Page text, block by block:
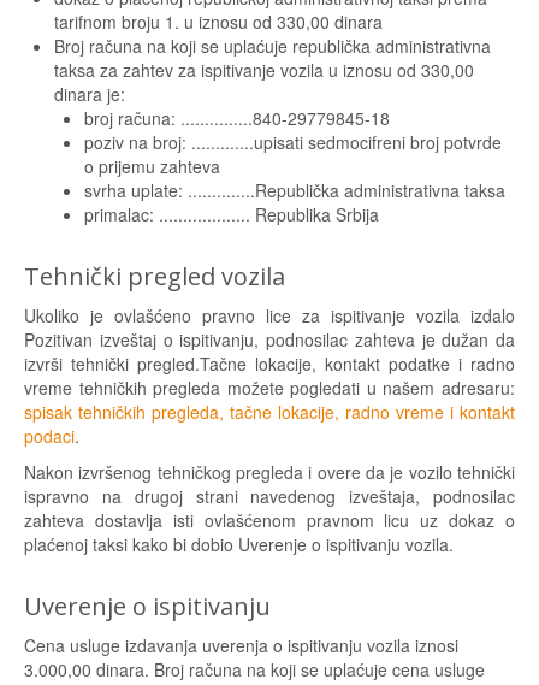
tarifnom broju 1. u iznosu od 330,00 dinara
Broj računa na koji se uplaćuje republička administrativna
taksa za zahtev za ispitivanje vozila u iznosu od 330,00
dinara je:
broj računa: ...............840-29779845-18
poziv na broj: .............upisati sedmocifreni broj potvrde
o prijemu zahteva
svrha uplate: ..............Republička administrativna taksa
primalac: ................... Republika Srbija
Tehnički pregled vozila
Ukoliko je ovlašćeno pravno lice za ispitivanje vozila izdalo
Pozitivan izveštaj o ispitivanju, podnosilac zahteva je dužan da
izvrši tehnički pregled.Tačne lokacije, kontakt podatke i radno
vreme tehničkih pregleda možete pogledati u našem adresaru:
spisak tehničkih pregleda, tačne lokacije, radno vreme i kontakt
podaci.
Nakon izvršenog tehničkog pregleda i overe da je vozilo tehnički
ispravno na drugoj strani navedenog izveštaja, podnosilac
zahteva dostavlja isti ovlašćenom pravnom licu uz dokaz o
plaćenoj taksi kako bi dobio Uverenje o ispitivanju vozila.
Uverenje o ispitivanju
Cena usluge izdavanja uverenja o ispitivanju vozila iznosi
3.000,00 dinara. Broj računa na koji se uplaćuje cena usluge